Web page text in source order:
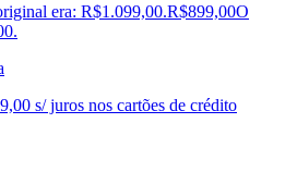
era: R$1.099,00.R$899,00O
s/ juros nos cartões de crédito